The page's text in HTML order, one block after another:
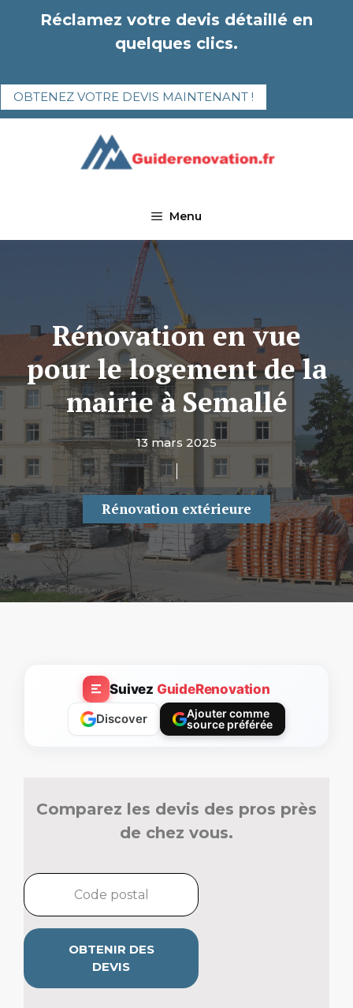
Réclamez votre devis détaillé en
quelques clics.
OBTENEZ VOTRE DEVIS MAINTENANT !
Menu
Rénovation en vue
pour le logement de la
mairie à Semallé
13 mars 2025
Rénovation extérieure
Suivez GuideRenovation
Discover
Ajouter comme
source préférée
Comparez les devis des pros près
de chez vous.
OBTENIR DES
DEVIS